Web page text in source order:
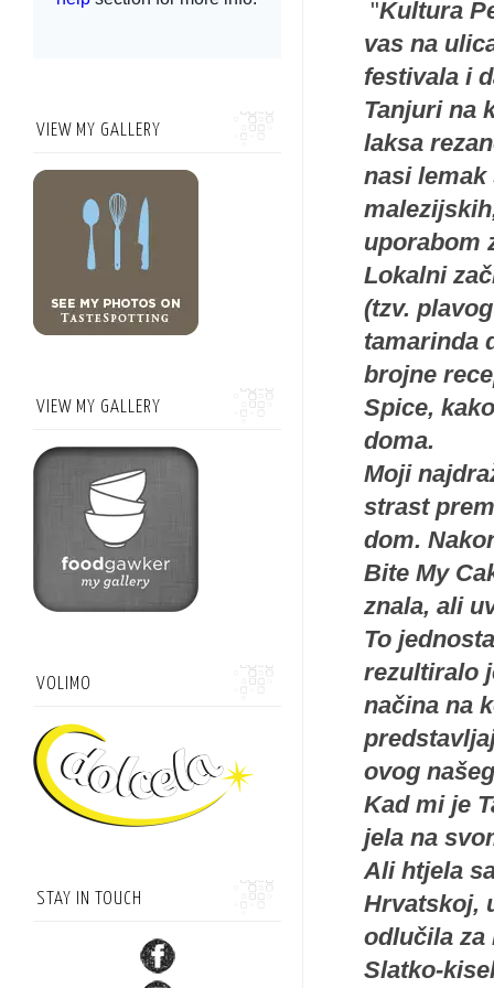
"Kultura
vas na
festivala i
Tanjuri na
laksa
nasi lemak
uporabom
Lokalni
(tzv.
tamarinda
brojne
Spice,
doma.
Moji
strast
dom.
Bite My
znala, ali
To
rezultiralo
načina na
ovog
Kad mi je
jela na
Ali htjela
Hrvatskoj,
odlučila
Slatko-
VIEW MY GALLERY
VIEW MY GALLERY
VOLIMO
STAY IN TOUCH